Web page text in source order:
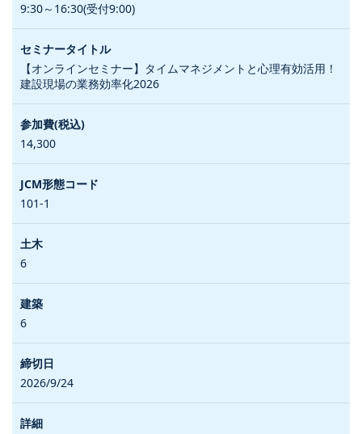
9:30～16:30(受付9:00)
【オンラインセミナー】タイムマネジメントと心理有効活用！
建設現場の業務効率化2026
14,300
101-1
6
6
2026/9/24